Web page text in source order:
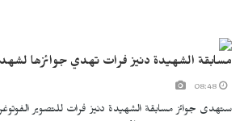
مسابقة الشهيدة دنيز فرات تهدي جوائزها
ستهدى جوائز مسابقة الشهيدة دنيز فرات للتصوير